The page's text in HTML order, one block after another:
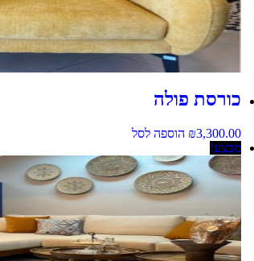
כורסת פולה
₪3,300.00
הוספה לסל
מבצע!